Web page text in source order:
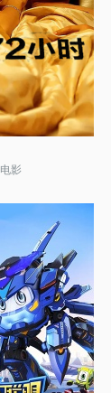
影